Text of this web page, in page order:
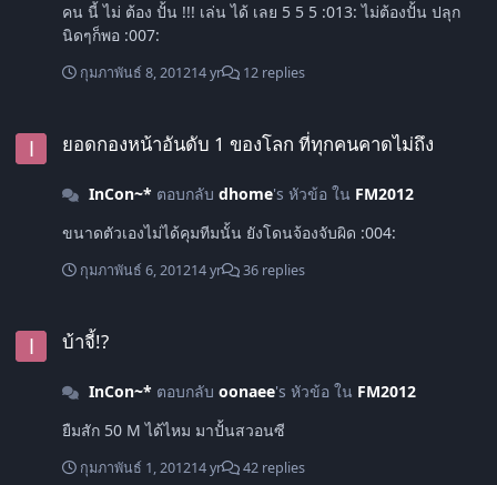
คน นี้ ไม่ ต้อง ปั้น !!! เล่น ได้ เลย 5 5 5 :013: ไม่ต้องปั้น ปลุก
นิดๆก็พอ :007:
กุมภาพันธ์ 8, 201214 yr 12 replies
ยอดกองหน้าอันดับ 1 ของโลก ที่ทุกคนคาดไม่ถึง
InCon~* ตอบกลับ dhome's หัวข้อ ใน FM2012
ขนาดตัวเองไม่ได้คุมทีมนั้น ยังโดนจ้องจับผิด :004:
กุมภาพันธ์ 6, 201214 yr 36 replies
บ้าจี้!?
InCon~* ตอบกลับ oonaee's หัวข้อ ใน FM2012
ยืมสัก 50 M ได้ไหม มาปั้นสวอนซี
กุมภาพันธ์ 1, 201214 yr 42 replies